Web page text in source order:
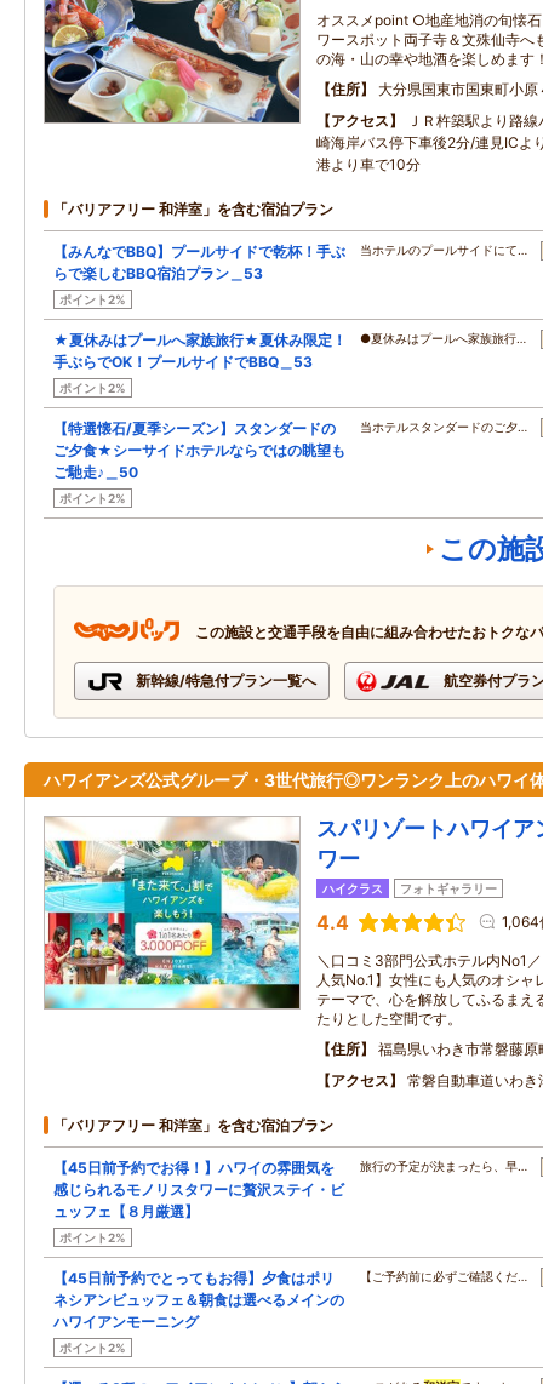
オススメpoint ○地産地消の旬懐
ワースポット両子寺＆文殊仙寺
の海・山の幸や地酒を楽しめます
住所
大分県国東市国東町小原
アクセス
ＪＲ杵築駅より路
崎海岸バス停下車後2分/連見ICよ
港より車で10分
「バリアフリー 和洋室」を含む宿泊プラン
【みんなでBBQ】プールサイドで乾杯！手ぶ
らで楽しむBBQ宿泊プラン＿53
ポイント2%
当ホテルのプールサイドにて…
★夏休みはプールへ家族旅行★夏休み限定！
手ぶらでOK！プールサイドでBBQ＿53
ポイント2%
●夏休みはプールへ家族旅行…
【特選懐石/夏季シーズン】スタンダードの
ご夕食★シーサイドホテルならではの眺望も
ご馳走♪＿50
ポイント2%
当ホテルスタンダードのご夕…
この施
この施設と交通手段を自由に組み合わせたおトクな
新幹線/特急付プラン一覧へ 航空券付プラ
ハワイアンズ公式グループ・3世代旅行◎ワンランク上のハワイ
スパリゾートハワイ
ワー
ハイクラス フォトギャラリー
4.4 1,064
＼口コミ3部門公式ホテル内No1
人気No.1】女性にも人気のオシ
テーマで、心を解放してふるまえ
たりとした空間です。
住所
福島県いわき市常磐藤原
アクセス
常磐自動車道いわ
「バリアフリー 和洋室」を含む宿泊プラン
【45日前予約でお得！】ハワイの雰囲気を
感じられるモノリスタワーに贅沢ステイ・ビ
ュッフェ【８月厳選】
ポイント2%
旅行の予定が決まったら、早…
【45日前予約でとってもお得】夕食はポリ
ネシアンビュッフェ＆朝食は選べるメインの
ハワイアンモーニング
ポイント2%
【ご予約前に必ずご確認くだ…